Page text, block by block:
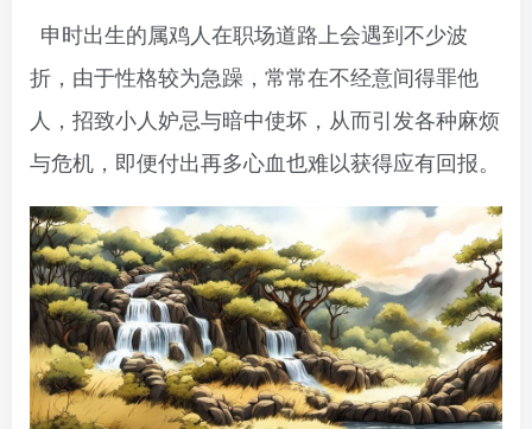
申时出生的属鸡人在职场道路上会遇到不少波
折，由于性格较为急躁，常常在不经意间得罪他
人，招致小人妒忌与暗中使坏，从而引发各种麻烦
与危机，即便付出再多心血也难以获得应有回报。